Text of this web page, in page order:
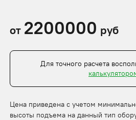
от 2200000 руб
Для точного расчета
Цена приведена с учетом
высоты подъема на данный тип